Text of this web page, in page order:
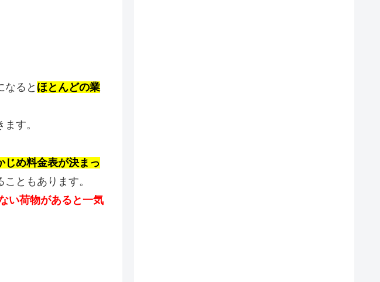
なると ほとんどの業
す。
じめ料金表が決まっ
ともあります。
い荷物があると一気